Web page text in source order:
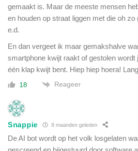
gemaakt is. Maar de meeste mensen
en houden op straat liggen met die oh
e.d.
En dan vergeet ik maar gemakshalve
smartphone kwijt raakt of gestolen wordt
één klap kwijt bent. Hiep hiep hoera!
18 Reageer
Snappie 8 maanden geleden
De AI bot wordt op het volk losgelaten